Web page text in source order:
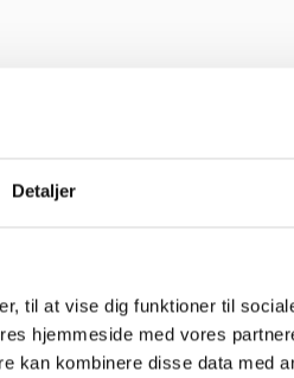
Detaljer
til at vise dig funktioner til
hjemmeside med vores
kan kombinere disse data med
“Altid søde,
hjælpsomme og
kompetente !”